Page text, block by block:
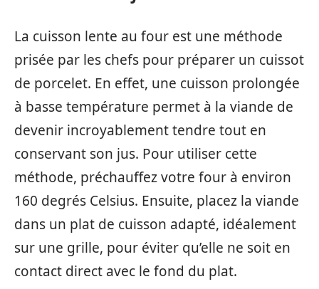
La cuisson lente au four est une méthode
prisée par les chefs pour préparer un cuissot
de porcelet. En effet, une cuisson prolongée
à basse température permet à la viande de
devenir incroyablement tendre tout en
conservant son jus. Pour utiliser cette
méthode, préchauffez votre four à environ
160 degrés Celsius. Ensuite, placez la viande
dans un plat de cuisson adapté, idéalement
sur une grille, pour éviter qu’elle ne soit en
contact direct avec le fond du plat.